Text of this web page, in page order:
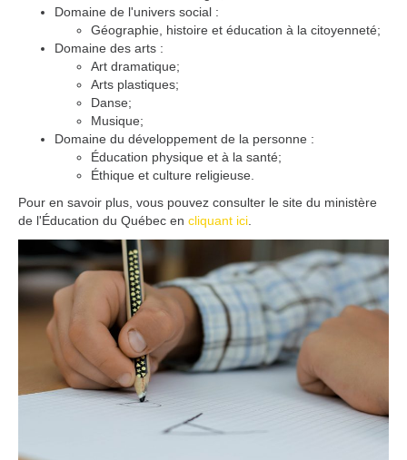
Domaine de l'univers social :
Géographie, histoire et éducation à la citoyenneté;
Domaine des arts :
Art dramatique;
Arts plastiques;
Danse;
Musique;
Domaine du développement de la personne :
Éducation physique et à la santé;
Éthique et culture religieuse.
Pour en savoir plus, vous pouvez consulter le site du ministère
de l'Éducation du Québec en cliquant ici